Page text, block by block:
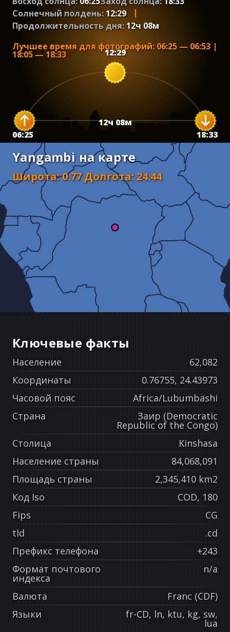
Солнечный полдень: 12:29
Продолжительность дня: 12ч 08м
Лучшее время для фотографий: 06:25 — 06:53 |
18:05 — 18:33
06:25 18:33
12:29
12ч08м
Yangambi на карте
Широта:0.77 Долгота:24.44
Ключевые факты
Население
62,082
Координаты
0.76755, 24.43973
Часовой пояс
Africa/Lubumbashi
Страна
Заир (Democratic
Republic of the Congo)
Столица
Kinshasa
Население страны
84,068,091
Площадь страны
2,345,410 km2
Код Iso
COD, 180
Fips
CG
tld
.cd
Префикс телефона
+243
Формат почтового
индекса
n/a
Валюта
Franc (CDF)
Языки
fr-CD, ln, ktu, kg, sw,
lua